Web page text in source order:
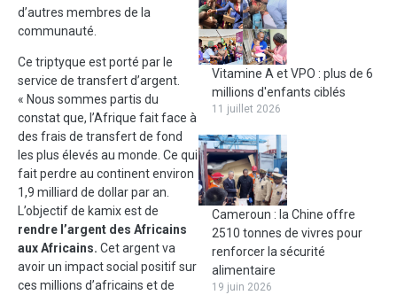
d’autres membres de la
communauté.
Ce triptyque est porté par le
service de transfert d’argent.
« Nous sommes partis du
constat que, l’Afrique fait face à
des frais de transfert de fond
les plus élevés au monde. Ce qui
fait perdre au continent environ
1,9 milliard de dollar par an.
L’objectif de kamix est de
rendre l’argent des Africains
aux Africains. Cet argent va
avoir un impact social positif sur
ces millions d’africains et de
Vitamine A et VPO : plus de 6
millions d'enfants ciblés
11 juillet 2026
Cameroun : la Chine offre
2510 tonnes de vivres pour
renforcer la sécurité
alimentaire
19 juin 2026